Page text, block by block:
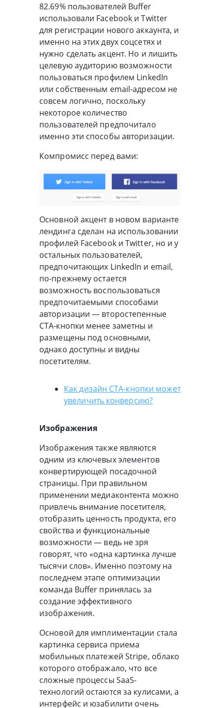
82.69% пользователей Buffer
использовали Facebook и Twitter
для регистрации нового аккаунта, и
именно на этих двух соцсетях и
нужно сделать акцент. Но и лишить
целевую аудиторию возможности
пользоваться профилем LinkedIn
или собственным email-адресом не
совсем логично, поскольку
некоторое количество
пользователей предпочитало
именно эти способы авторизации.
Компромисс перед вами:
Основной акцент в новом варианте
лендинга сделан на использовании
профилей Facebook и Twitter, но и у
остальных пользователей,
предпочитающих LinkedIn и email,
по-прежнему остается
возможность воспользоваться
предпочитаемыми способами
авторизации — второстепенные
CTA-кнопки менее заметны и
размещены под основными,
однако доступны и видны
посетителям.
Как дизайн CTA-кнопки может
увеличить конверсию?
Изображения
Изображения также являются
одним из ключевых элементов
конвертирующей посадочной
страницы. При правильном
применении медиаконтента можно
привлечь внимание посетителя,
отобразить ценность продукта, его
свойства и функциональные
возможности — ведь не зря
говорят, что «одна картинка лучше
тысячи слов». Именно поэтому на
последнем этапе оптимизации
команда Buffer принялась за
создание эффективного
изображения.
Основой для имплиментации стала
картинка сервиса приема
мобильных платежей Stripe, облако
которого отображало, что все
сложные процессы SaaS-
технологий остаются за кулисами, а
интерфейс и юзабилити очень